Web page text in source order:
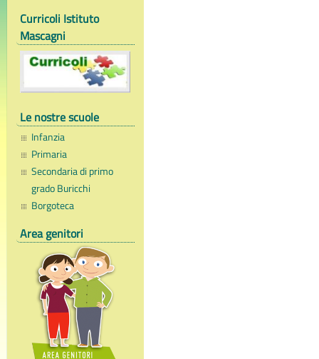
Curricoli Istituto
Mascagni
Le nostre scuole
Infanzia
Primaria
Secondaria di primo
grado Buricchi
Borgoteca
Area genitori